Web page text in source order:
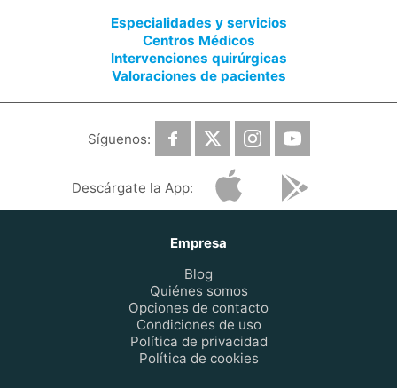
Especialidades y servicios
Centros Médicos
Intervenciones quirúrgicas
Valoraciones de pacientes
Síguenos:
Descárgate la App:
Empresa
Blog
Quiénes somos
Opciones de contacto
Condiciones de uso
Política de privacidad
Política de cookies